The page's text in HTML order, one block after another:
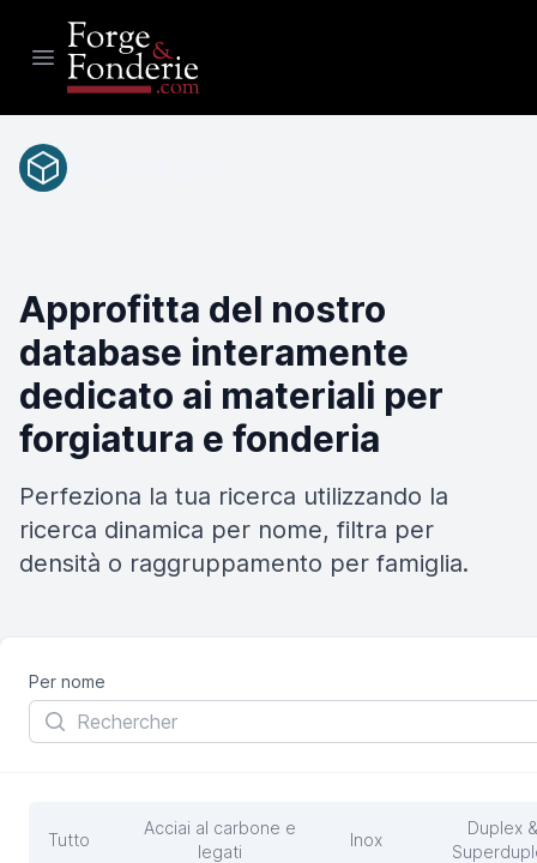
Open main menu
Approfitta del nostro
database interamente
dedicato ai materiali per
forgiatura e fonderia
Perfeziona la tua ricerca utilizzando la
ricerca dinamica per nome, filtra per
densità o raggruppamento per famiglia.
Per nome
Tutto
Acciai al carbone e
legati
Inox
Duplex